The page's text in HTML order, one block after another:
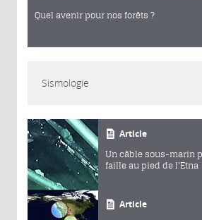
Quel avenir pour nos forêts ?
Sismologie
Article
Un câble sous-marin
faille au pied de l'Etna
Article